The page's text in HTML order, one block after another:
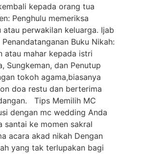
kepada orang tua
Penghulu memeriksa
perwakilan keluarga. Ijab
Buku Nikah:
atau mahar kepada istri
Sungkeman, dan Penutup
tokoh agama,biasanya
doa restu dan berterima
Tips Memilih MC
dengan mc wedding Anda
santai ke momen sakral
acara akad nikah Dengan
yang tak terlupakan bagi